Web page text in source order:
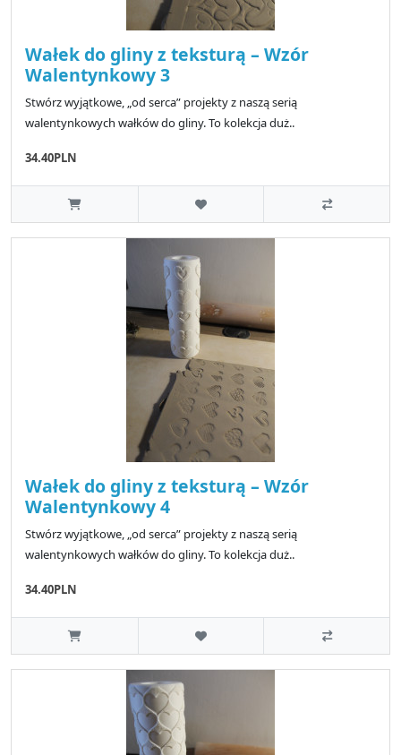
Wałek do gliny z teksturą – Wzór
Walentynkowy 3
Stwórz wyjątkowe, „od serca” projekty z naszą serią
walentynkowych wałków do gliny. To kolekcja duż..
34.40PLN
Wałek do gliny z teksturą – Wzór
Walentynkowy 4
Stwórz wyjątkowe, „od serca” projekty z naszą serią
walentynkowych wałków do gliny. To kolekcja duż..
34.40PLN